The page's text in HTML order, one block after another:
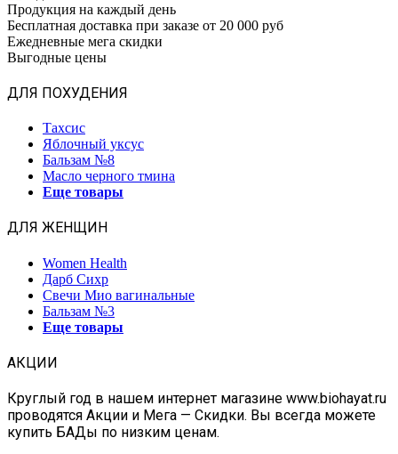
Продукция на каждый день
Бесплатная доставка при заказе от 20 000 руб
Ежедневные мега скидки
Выгодные цены
ДЛЯ ПОХУДЕНИЯ
Тахсис
Яблочный уксус
Бальзам №8
Масло черного тмина
Еще товары
ДЛЯ ЖЕНЩИН
Women Health
Дарб Сихр
Свечи Мио вагинальные
Бальзам №3
Еще товары
АКЦИИ
Круглый год в нашем интернет магазине www.biohayat.ru
проводятся Акции и Мега — Скидки. Вы всегда можете
купить БАДы по низким ценам.